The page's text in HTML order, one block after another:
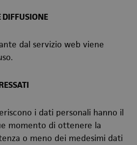
dal servizio web viene
i dati personali hanno il
momento di ottenere la
o meno dei medesimi dati